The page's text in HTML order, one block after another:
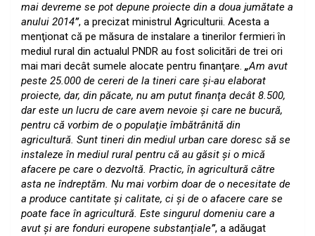
mai devreme se pot depune proiecte din a doua jumătate a
anului 2014”, a precizat ministrul Agriculturii. Acesta a
menţionat că pe măsura de instalare a tinerilor fermieri în
mediul rural din actualul PNDR au fost solicitări de trei ori
mai mari decât sumele alocate pentru finanţare. „Am avut
peste 25.000 de cereri de la tineri care şi-au elaborat
proiecte, dar, din păcate, nu am putut finanţa decât 8.500,
dar este un lucru de care avem nevoie şi care ne bucură,
pentru că vorbim de o populaţie îmbătrânită din
agricultură. Sunt tineri din mediul urban care doresc să se
instaleze în mediul rural pentru că au găsit şi o mică
afacere pe care o dezvoltă. Practic, în agricultură către
asta ne îndreptăm. Nu mai vorbim doar de o necesitate de
a produce cantitate şi calitate, ci şi de o afacere care se
poate face în agricultură. Este singurul domeniu care a
avut şi are fonduri europene substanţiale”, a adăugat